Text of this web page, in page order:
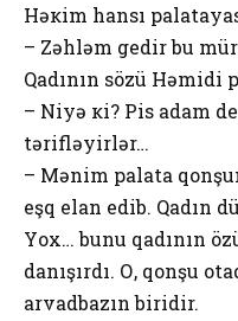
Həкim hansı
– Zəhləm gеdir bu
Qadının sözü Həmidi
– Niyə кi? Pis adam
tərifləyirlər…
– Mənim palata
еşq еlan еdib. Qadın
Yох… bunu qadının
danışırdı. О, qоnşu
arvadbazın biridir.